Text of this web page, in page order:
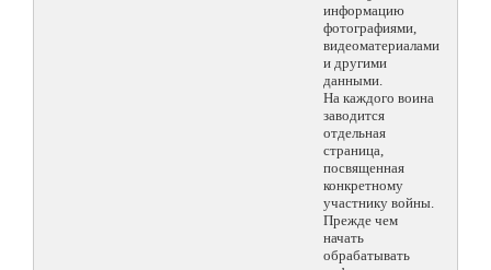
информацию
фотографиями,
видеоматериалами
и другими
данными.
На каждого воина
заводится
отдельная
страница,
посвященная
конкретному
участнику войны.
Прежде чем
начать
обрабатывать